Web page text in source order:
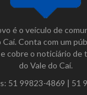
é o veículo de
Caí. Conta com um
cobre o noticiário de
do Vale do Caí.
51 99823-4869 | 51